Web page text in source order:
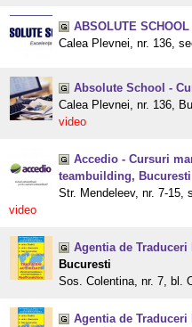
ABSOLUTE SCHOOL
Calea Plevnei, nr. 136,
Absolute School -
Calea Plevnei, nr. 136,
video
Accedio - Cursuri
teambuilding, Bucuresti
Str. Mendeleev, nr. 7-15,
video
Agentia de
Bucuresti
Sos. Colentina, nr. 7, bl.
Agentia de